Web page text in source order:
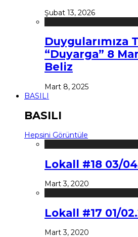
Şubat 13, 2026
Duygularımıza
“Duyarga” 8
Beliz
Mart 8, 2025
BASILI
BASILI
Hepsini Görüntüle
Lokall #18 03/
Mart 3, 2020
Lokall #17 01/
Mart 3, 2020